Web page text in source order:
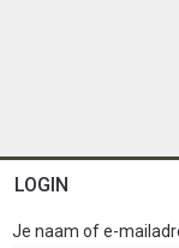
LOGIN
Je naam of e-